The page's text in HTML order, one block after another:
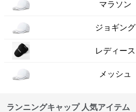
マラソン
ジョギング
レディース
メッシュ
ランニングキャップ 人気アイテム